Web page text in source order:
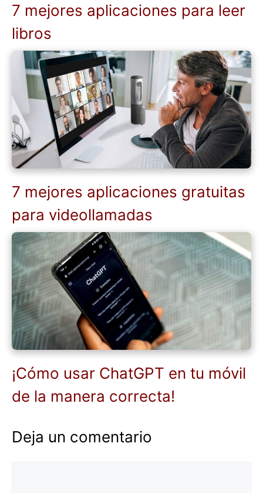
7 mejores aplicaciones para leer
libros
7 mejores aplicaciones gratuitas
para videollamadas
¡Cómo usar ChatGPT en tu móvil
de la manera correcta!
Deja un comentario